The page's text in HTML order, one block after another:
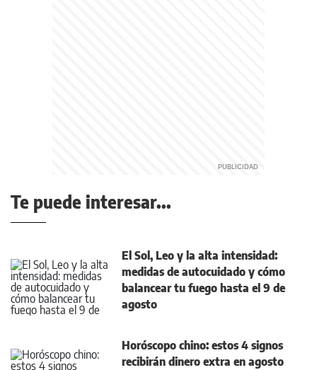
Te puede interesar...
El Sol, Leo y la alta intensidad:
medidas de autocuidado y cómo
balancear tu fuego hasta el 9 de
agosto
Horóscopo chino: estos 4 signos
recibirán dinero extra en agosto